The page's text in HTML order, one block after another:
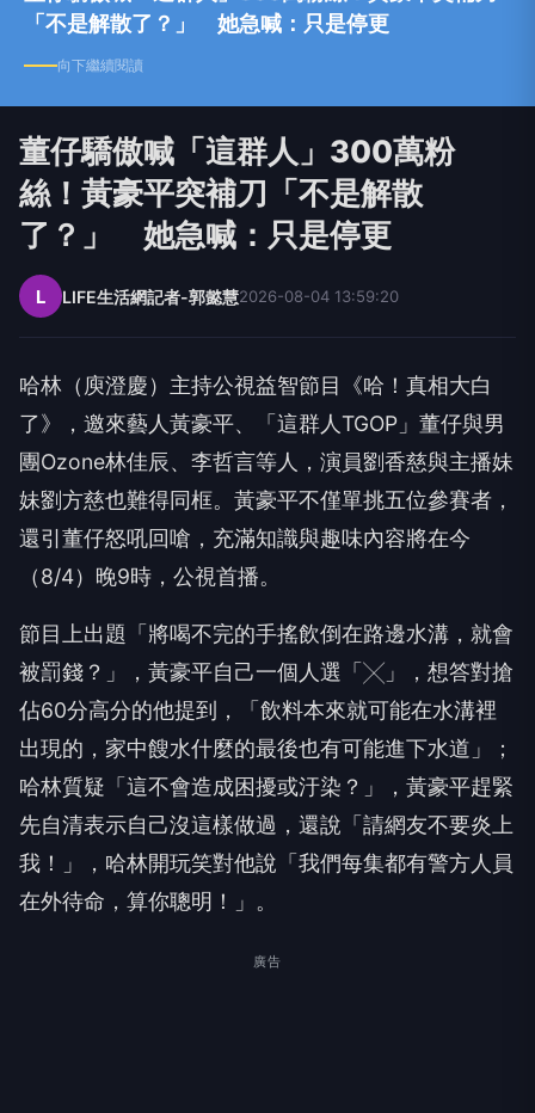
董仔驕傲喊「這群人」300萬粉
絲！黃豪平突補刀「不是解散
了？」 她急喊：只是停更
L LIFE生活網記者-郭懿慧 2026-08-04 13:59:20
哈林（庾澄慶）主持公視益智節目《哈！真相大白
團Ozone林佳辰 、李哲言等人，演員劉香慈與主播妹
妹劉方慈也難得同框。黃豪平不僅單挑五位參賽者，
還引董仔怒吼回嗆，充滿知識與趣味內容將在今
（8/4）晚9時，公視首播。
節目上出題「將喝不完的手搖飲倒在路邊水溝，就會
被罰錢？」， 黃豪平自己一個人選「╳」，想答對搶
佔60分高分的他提到，「飲料本來就可能在水溝裡
出現的， 家中餿水什麼的最後也有可能進下水道」；
哈林質疑「這不會造成困擾或汙染？」，黃豪平趕緊
先自清表示自己沒這樣做過，還說「請網友不要炎上
我！」，哈林開玩笑對他說「我們每集都有警方人員
在外待命，算你聰明！」。